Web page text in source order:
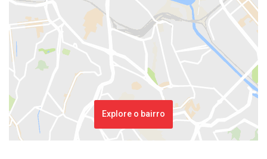
Explore o bairro